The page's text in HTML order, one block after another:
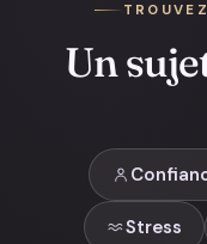
Un
Stress